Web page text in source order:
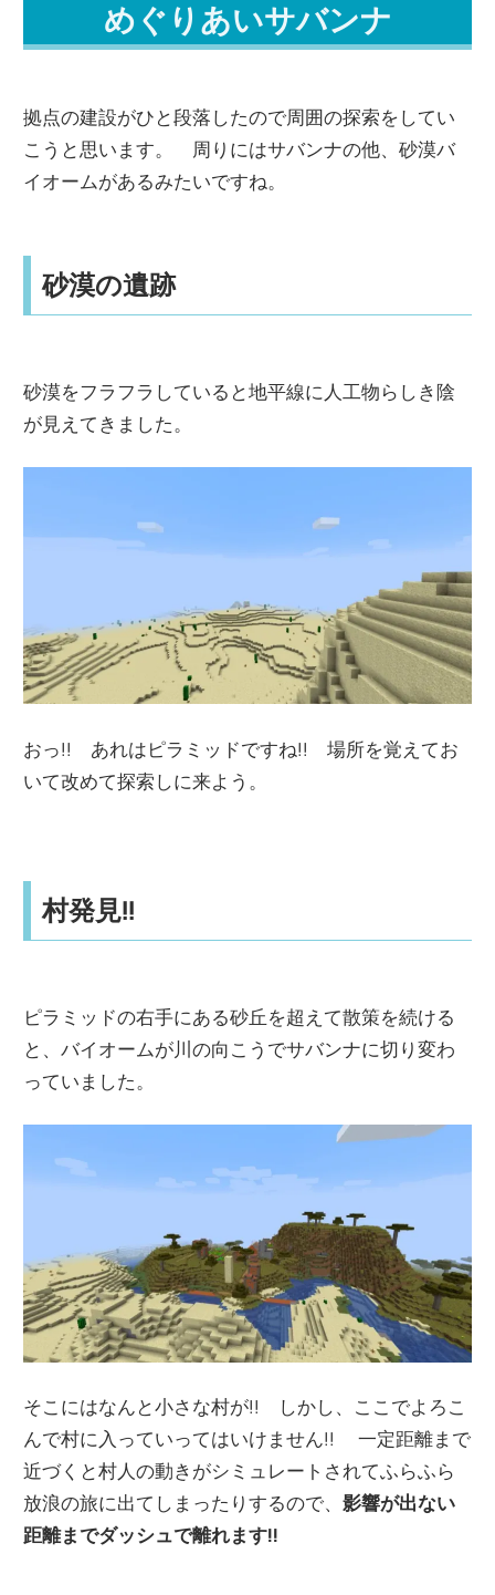
めぐりあいサバンナ
拠点の建設がひと段落したので周囲の探索をしてい
こうと思います。 周りにはサバンナの他、砂漠バ
イオームがあるみたいですね。
砂漠の遺跡
砂漠をフラフラしていると地平線に人工物らしき陰
が見えてきました。
おっ!! あれはピラミッドですね!! 場所を覚えてお
いて改めて探索しに来よう。
村発見!!
ピラミッドの右手にある砂丘を超えて散策を続ける
と、バイオームが川の向こうでサバンナに切り変わ
っていました。
そこにはなんと小さな村が!! しかし、ここでよろこ
んで村に入っていってはいけません!! 一定距離まで
近づくと村人の動きがシミュレートされてふらふら
放浪の旅に出てしまったりするので、影響が出ない
距離までダッシュで離れます!!